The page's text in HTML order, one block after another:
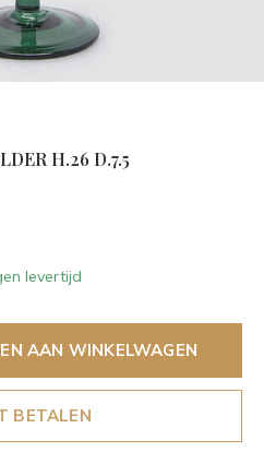
H.26 D.7.5
levertijd
AAN WINKELWAGEN
BETALEN